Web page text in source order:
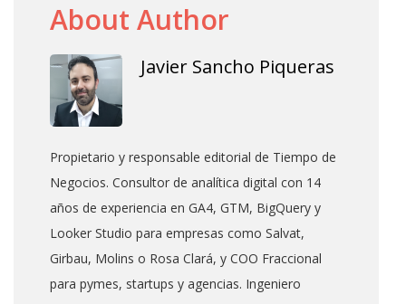
About Author
Javier Sancho Piqueras
Propietario y responsable editorial de Tiempo de
Negocios. Consultor de analítica digital con 14
años de experiencia en GA4, GTM, BigQuery y
Looker Studio para empresas como Salvat,
Girbau, Molins o Rosa Clará, y COO Fraccional
para pymes, startups y agencias. Ingeniero